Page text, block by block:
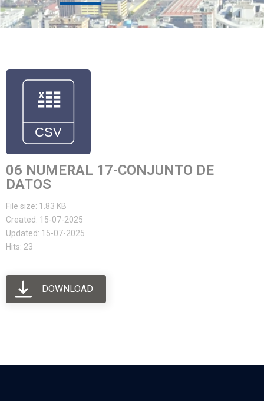
06 NUMERAL 17-CONJUNTO DE
DATOS
File size: 1.83 KB
Created: 15-07-2025
Updated: 15-07-2025
Hits: 23
DOWNLOAD